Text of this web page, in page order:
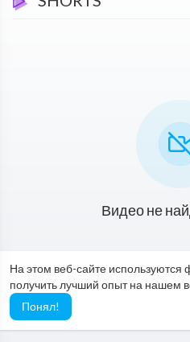
На этом веб-сайте
получить лучший опыт на нашем
Понял!
Видео не